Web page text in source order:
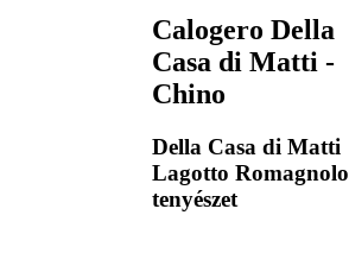
Calogero Della
Casa di Matti -
Chino
Della Casa di Matti
Lagotto Romagnolo
tenyészet